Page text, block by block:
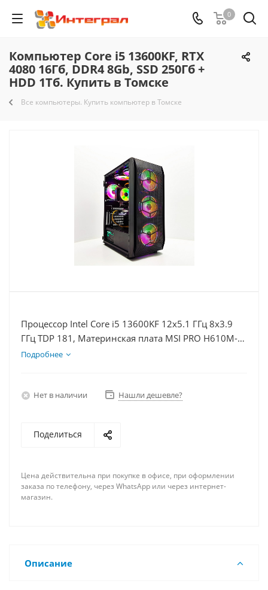
0
Компьютер Core i5 13600KF, RTX
4080 16Гб, DDR4 8Gb, SSD 250Гб +
HDD 1Тб. Купить в Томске
Все компьютеры. Купить компьютер в Томске
Процессор Intel Core i5 13600KF 12x5.1 ГГц 8x3.9
ГГц TDP 181, Материнская плата MSI PRO H610M-E,
Видеокарта RTX 4080 16Гб, Память DDR4 8Gb,
Подробнее
Нет в наличии Нашли дешевле?
Поделиться
Цена действительна при покупке в офисе, при оформлении
заказа по телефону, через WhatsApp или через интернет-
магазин.
Описание